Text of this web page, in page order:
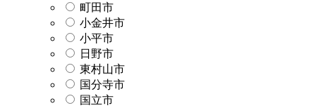
町田市
小金井市
小平市
日野市
東村山市
国分寺市
国立市